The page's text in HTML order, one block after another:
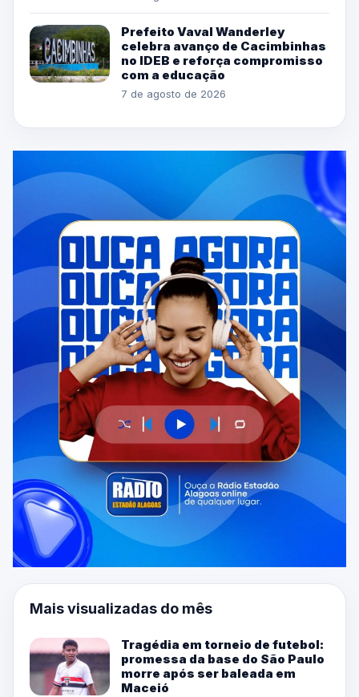
Prefeito Vaval Wanderley
celebra avanço de Cacimbinhas
no IDEB e reforça compromisso
com a educação
7 de agosto de 2026
Mais visualizadas do mês
Tragédia em torneio de futebol:
promessa da base do São Paulo
morre após ser baleada em
Maceió